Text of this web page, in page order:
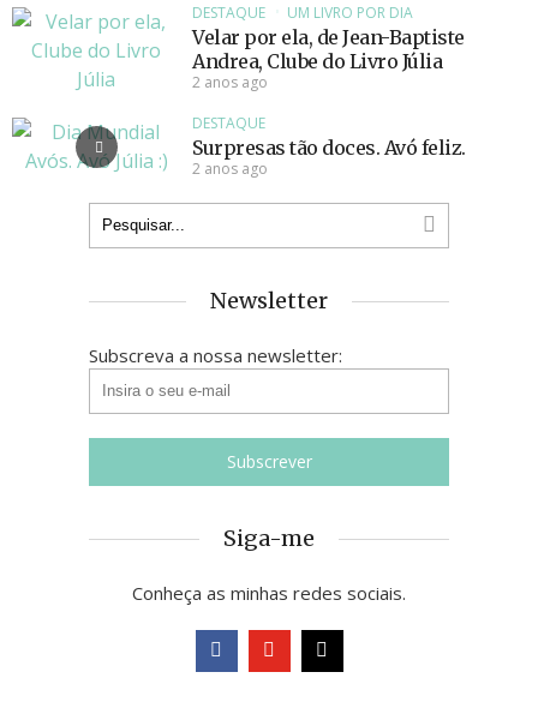
DESTAQUE UM LIVRO POR DIA
Velar por ela, de Jean-Baptiste
Andrea, Clube do Livro Júlia
2 anos ago
DESTAQUE
Surpresas tão doces. Avó feliz.
2 anos ago
Newsletter
Subscreva a nossa newsletter:
Siga-me
Conheça as minhas redes sociais.